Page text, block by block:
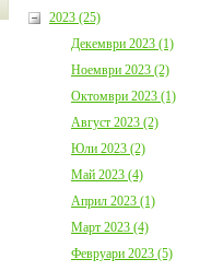
2023 (25)
Декември 2023 (1)
Ноември 2023 (2)
Октомври 2023 (1)
Август 2023 (2)
Юли 2023 (2)
Май 2023 (4)
Април 2023 (1)
Март 2023 (4)
Февруари 2023 (5)